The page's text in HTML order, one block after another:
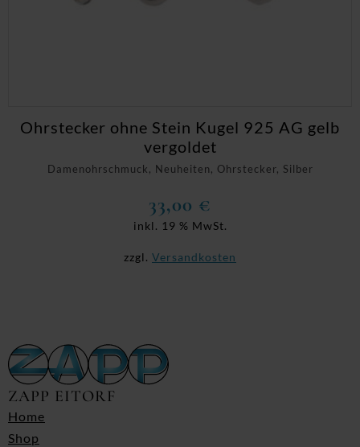
Damenohrschmuck, Neuheiten, Ohrstecker, Silber
Ohrstecker ohne Stein Kugel 925 AG gelb
vergoldet
33,00 €
inkl. 19 % MwSt.
zzgl. Versandkosten
ZAPP EITORF
Home
Shop